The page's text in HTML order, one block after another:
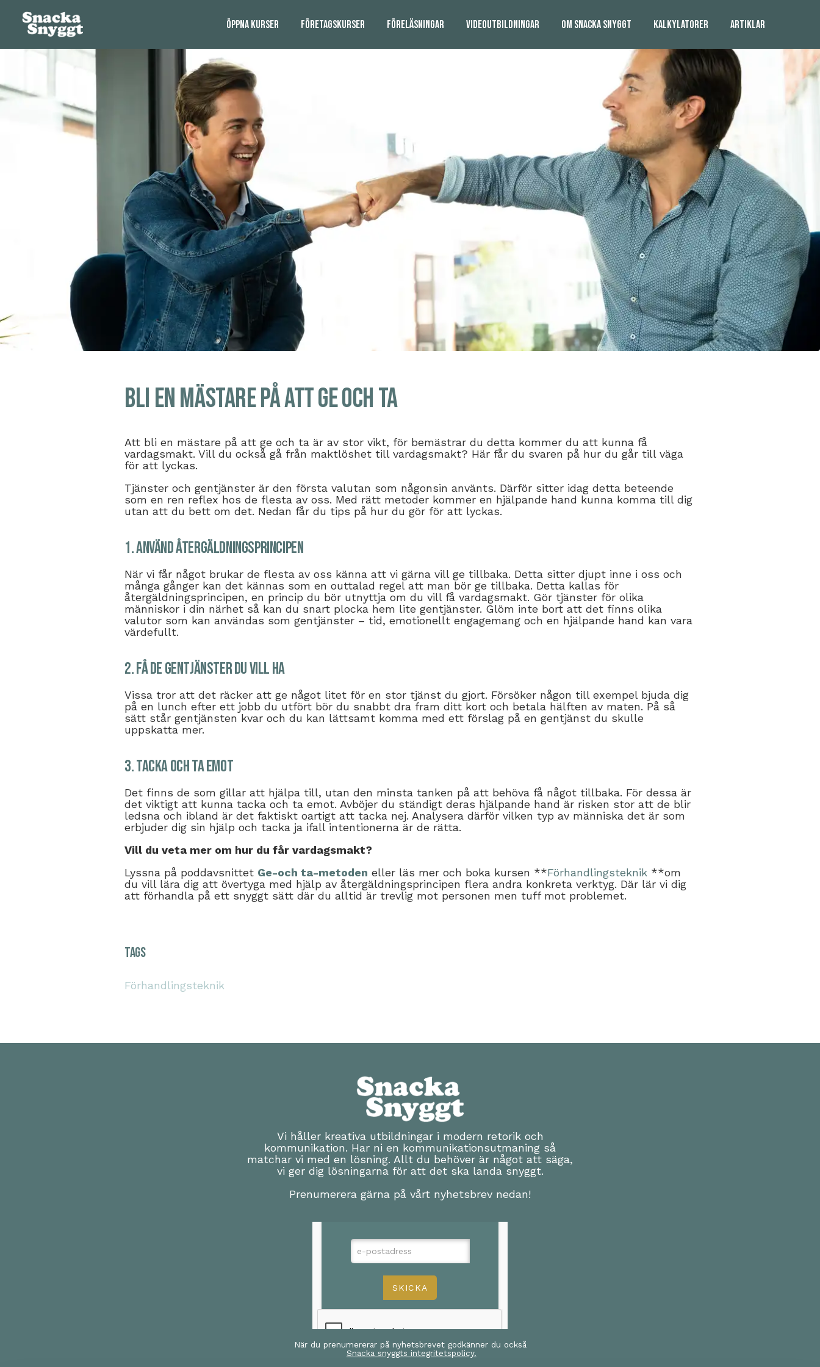
ÖPPNA KURSER FÖRETAGSKURSER FÖRELÄSNINGAR VIDEOUTBILDNINGAR OM SNACKA SNYGGT KALKYLATORER ARTIKLAR
Bli en mästare på att ge och ta
Att bli en mästare på att ge och ta är av stor vikt, för bemästrar du detta kommer du att kunna få
vardagsmakt. Vill du också gå från maktlöshet till vardagsmakt? Här får du svaren på hur du går till väga
för att lyckas.
Tjänster och gentjänster är den första valutan som någonsin använts. Därför sitter idag detta beteende
som en ren reflex hos de flesta av oss. Med rätt metoder kommer en hjälpande hand kunna komma till dig
utan att du bett om det. Nedan får du tips på hur du gör för att lyckas.
1. Använd återgäldningsprincipen
När vi får något brukar de flesta av oss känna att vi gärna vill ge tillbaka. Detta sitter djupt inne i oss och
många gånger kan det kännas som en outtalad regel att man bör ge tillbaka. Detta kallas för
återgäldningsprincipen, en princip du bör utnyttja om du vill få vardagsmakt. Gör tjänster för olika
människor i din närhet så kan du snart plocka hem lite gentjänster. Glöm inte bort att det finns olika
valutor som kan användas som gentjänster – tid, emotionellt engagemang och en hjälpande hand kan vara
värdefullt.
2. Få de gentjänster du vill ha
Vissa tror att det räcker att ge något litet för en stor tjänst du gjort. Försöker någon till exempel bjuda dig
på en lunch efter ett jobb du utfört bör du snabbt dra fram ditt kort och betala hälften av maten. På så
sätt står gentjänsten kvar och du kan lättsamt komma med ett förslag på en gentjänst du skulle
uppskatta mer.
3. Tacka och ta emot
Det finns de som gillar att hjälpa till, utan den minsta tanken på att behöva få något tillbaka. För dessa är
det viktigt att kunna tacka och ta emot. Avböjer du ständigt deras hjälpande hand är risken stor att de blir
ledsna och ibland är det faktiskt oartigt att tacka nej. Analysera därför vilken typ av människa det är som
erbjuder dig sin hjälp och tacka ja ifall intentionerna är de rätta.
Vill du veta mer om hur du får vardagsmakt?
Lyssna på poddavsnittet Ge-och ta-metoden eller läs mer och boka kursen **Förhandlingsteknik **om
du vill lära dig att övertyga med hjälp av återgäldningsprincipen flera andra konkreta verktyg. Där lär vi dig
att förhandla på ett snyggt sätt där du alltid är trevlig mot personen men tuff mot problemet.
Tags
Förhandlingsteknik
Vi håller kreativa utbildningar i modern retorik och
kommunikation. Har ni en kommunikationsutmaning så
matchar vi med en lösning. Allt du behöver är något att säga,
vi ger dig lösningarna för att det ska landa snyggt.
Prenumerera gärna på vårt nyhetsbrev nedan!
När du prenumererar på nyhetsbrevet godkänner du också
Snacka snyggts integritetspolicy.